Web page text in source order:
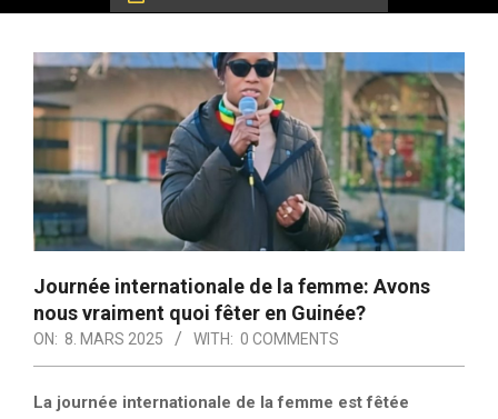
Journée internationale de la femme: Avons
nous vraiment quoi fêter en Guinée?
ON: 8. MARS 2025 WITH: 0 COMMENTS
La journée internationale de la femme est fêtée